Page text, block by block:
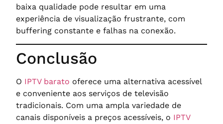
baixa qualidade pode resultar em uma
experiência de visualização frustrante, com
buffering constante e falhas na conexão.
Conclusão
O IPTV barato oferece uma alternativa acessível
e conveniente aos serviços de televisão
tradicionais. Com uma ampla variedade de
canais disponíveis a preços acessíveis, o IPTV